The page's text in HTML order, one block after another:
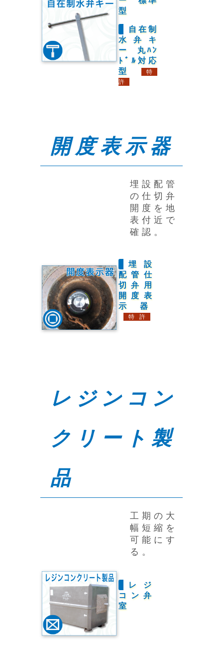
型
自在制
水弁キ
ー 丸ﾊﾝ
ﾄﾞﾙ対応
型
特
許
開度表示器
埋設配管
の仕切弁
開度を地
表付近で
確認。
埋設
配管仕
切弁用
開度表
示器
特許
レジンコン
クリート製
品
工期の大
幅短縮を
可能にす
る。
レジ
コン弁
室